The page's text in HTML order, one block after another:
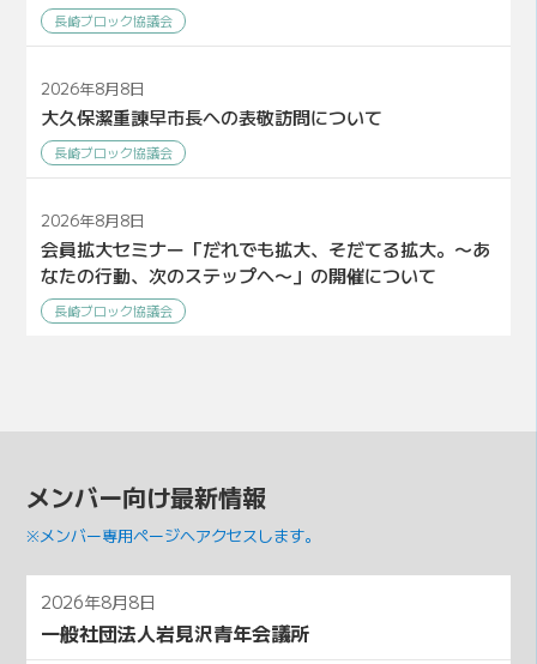
長崎ブロック協議会
2026年8月8日
大久保潔重諌早市長への表敬訪問について
長崎ブロック協議会
2026年8月8日
会員拡大セミナー「だれでも拡大、そだてる拡大。〜あ
なたの行動、次のステップへ〜」の開催について
長崎ブロック協議会
メンバー向け最新情報
※メンバー専用ページへアクセスします。
2026年8月8日
一般社団法人岩見沢青年会議所